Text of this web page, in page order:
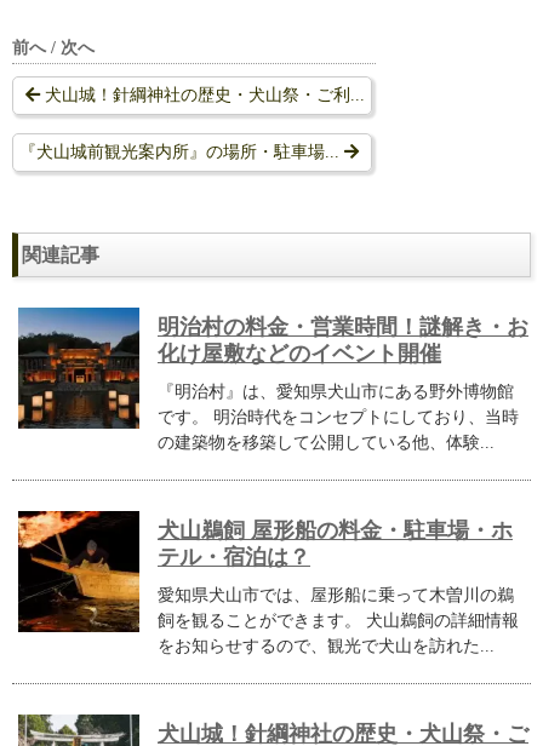
前へ / 次へ
犬山城！針綱神社の歴史・犬山祭・ご利...
『犬山城前観光案内所』の場所・駐車場...
関連記事
明治村の料金・営業時間！謎解き・お
化け屋敷などのイベント開催
『明治村』は、愛知県犬山市にある野外博物館
です。 明治時代をコンセプトにしており、当時
の建築物を移築して公開している他、体験...
犬山鵜飼 屋形船の料金・駐車場・ホ
テル・宿泊は？
愛知県犬山市では、屋形船に乗って木曽川の鵜
飼を観ることができます。 犬山鵜飼の詳細情報
をお知らせするので、観光で犬山を訪れた...
犬山城！針綱神社の歴史・犬山祭・ご